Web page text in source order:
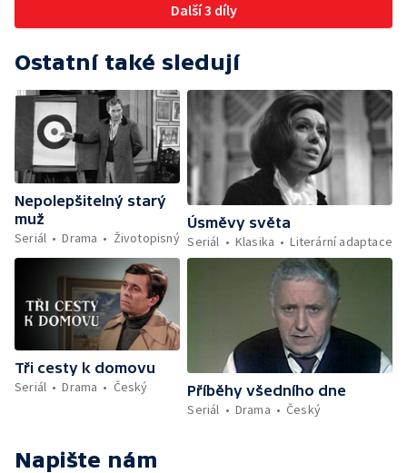
Další 3 díly
Ostatní také sledují
Nepolepšitelný starý
muž
Seriál
Drama Životopisný
Úsměvy světa
Seriál
Klasika Literární adaptace
Tři cesty k domovu
Seriál
Drama Český
Příběhy všedního dne
Seriál
Drama Český
Napište nám